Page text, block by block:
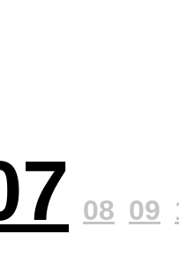
08 09